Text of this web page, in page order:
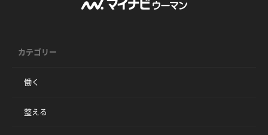
カテゴリー
働く
整える